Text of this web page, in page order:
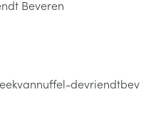
Beveren
devriendtbev